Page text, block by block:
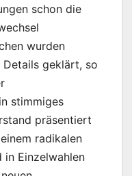
schon die
wurden
geklärt, so
stimmiges
präsentiert
radikalen
Einzelwahlen